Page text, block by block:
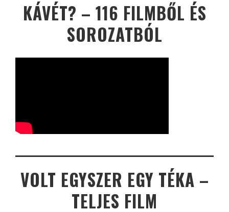
KÁVÉT? – 116 FILMBŐL ÉS
SOROZATBÓL
VOLT EGYSZER EGY TÉKA –
TELJES FILM